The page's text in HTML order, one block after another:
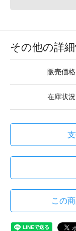
その他の詳
販売価格
在庫状況
この